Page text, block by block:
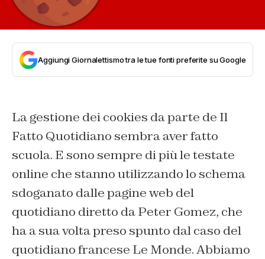
Aggiungi Giornalettismo tra le tue fonti preferite su Google
La gestione dei cookies da parte de Il
Fatto Quotidiano sembra aver fatto
scuola. E sono sempre di più le testate
online che stanno utilizzando lo schema
sdoganato dalle pagine web del
quotidiano diretto da Peter Gomez, che
ha a sua volta preso spunto dal caso del
quotidiano francese Le Monde. Abbiamo